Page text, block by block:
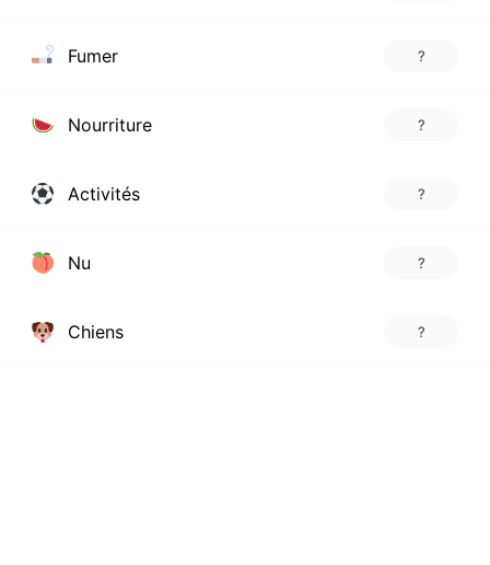
Fumer ?
Nourriture ?
Activités ?
Nu ?
Chiens ?